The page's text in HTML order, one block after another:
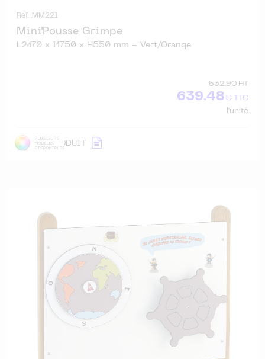
Réf. .MM221
Mini'Pousse Grimpe
L2470 x l1750 x H550 mm - Vert/Orange
532.90 HT
639.48€ TTC
l'unité
DÉTAILPRODUIT